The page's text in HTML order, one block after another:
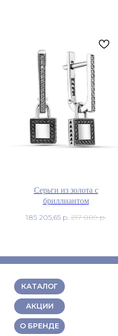
Серьги из золота с
бриллиантом
185 205,65 р.217 889 р.
КАТАЛОГ
АКЦИИ
О БРЕНДЕ